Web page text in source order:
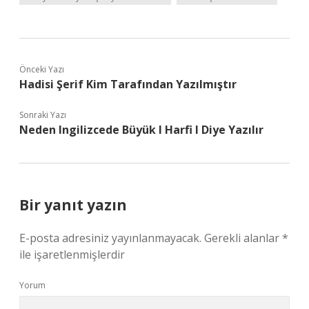
Önceki Yazı
Hadisi Şerif Kim Tarafından Yazılmıştır
Sonraki Yazı
Neden Ingilizcede Büyük I Harfi I Diye Yazılır
Bir yanıt yazın
E-posta adresiniz yayınlanmayacak. Gerekli alanlar*
ile işaretlenmişlerdir
Yorum